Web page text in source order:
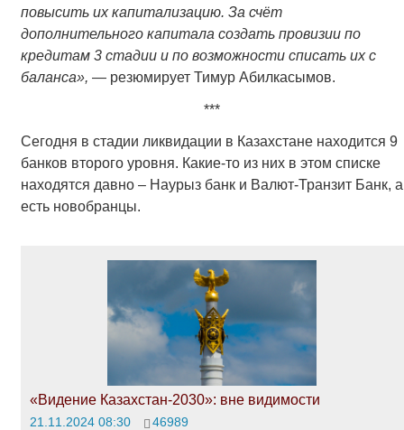
повысить их капитализацию. За счёт
дополнительного капитала создать провизии по
кредитам 3 стадии и по возможности списать их с
баланса», — резюмирует Тимур Абилкасымов.
***
Сегодня в стадии ликвидации в Казахстане находится 9
банков второго уровня. Какие-то из них в этом списке
находятся давно – Наурыз банк и Валют-Транзит Банк, а
есть новобранцы.
«Видение Казахстан-2030»: вне видимости
21.11.2024 08:30 46989